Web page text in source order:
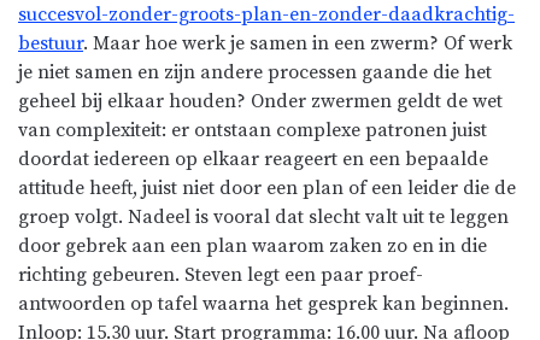
succesvol-zonder-groots-plan-en-zonder-daadkrachtig-
bestuur. Maar hoe werk je samen in een zwerm? Of werk
je niet samen en zijn andere processen gaande die het
geheel bij elkaar houden? Onder zwermen geldt de wet
van complexiteit: er ontstaan complexe patronen juist
doordat iedereen op elkaar reageert en een bepaalde
attitude heeft, juist niet door een plan of een leider die de
groep volgt. Nadeel is vooral dat slecht valt uit te leggen
door gebrek aan een plan waarom zaken zo en in die
richting gebeuren. Steven legt een paar proef-
antwoorden op tafel waarna het gesprek kan beginnen.
Inloop: 15.30 uur. Start programma: 16.00 uur. Na afloop